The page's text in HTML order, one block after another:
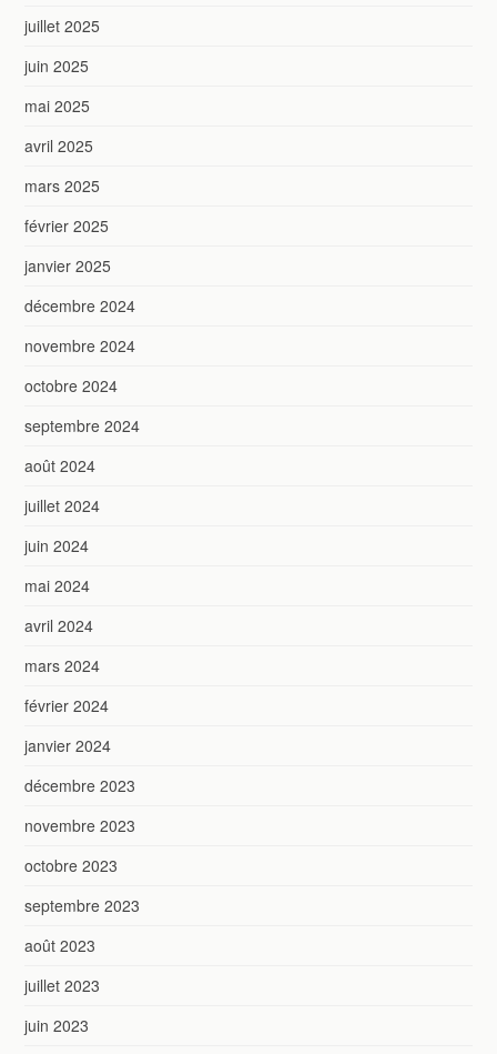
juillet 2025
juin 2025
mai 2025
avril 2025
mars 2025
février 2025
janvier 2025
décembre 2024
novembre 2024
octobre 2024
septembre 2024
août 2024
juillet 2024
juin 2024
mai 2024
avril 2024
mars 2024
février 2024
janvier 2024
décembre 2023
novembre 2023
octobre 2023
septembre 2023
août 2023
juillet 2023
juin 2023